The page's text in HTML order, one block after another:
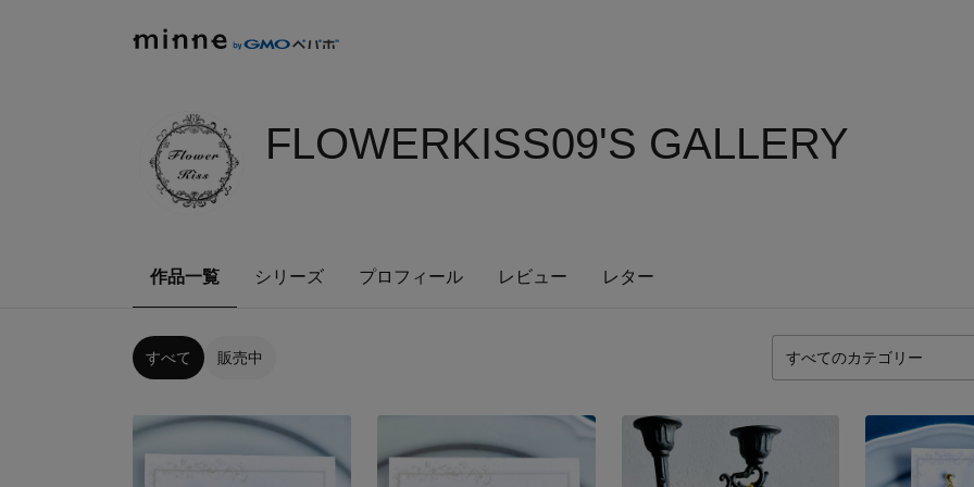
FLOWERKISS09'S GALLERY
作品一覧 シリーズ プロフィール レビュー レター
すべて 販売中